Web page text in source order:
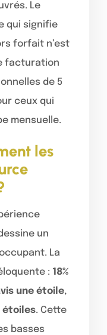
Le
qui signifie
forfait n’est
facturation
de 5
ceux qui
mensuelle.
les
un
La
: 18%
une étoile,
étoiles. Cette
basses